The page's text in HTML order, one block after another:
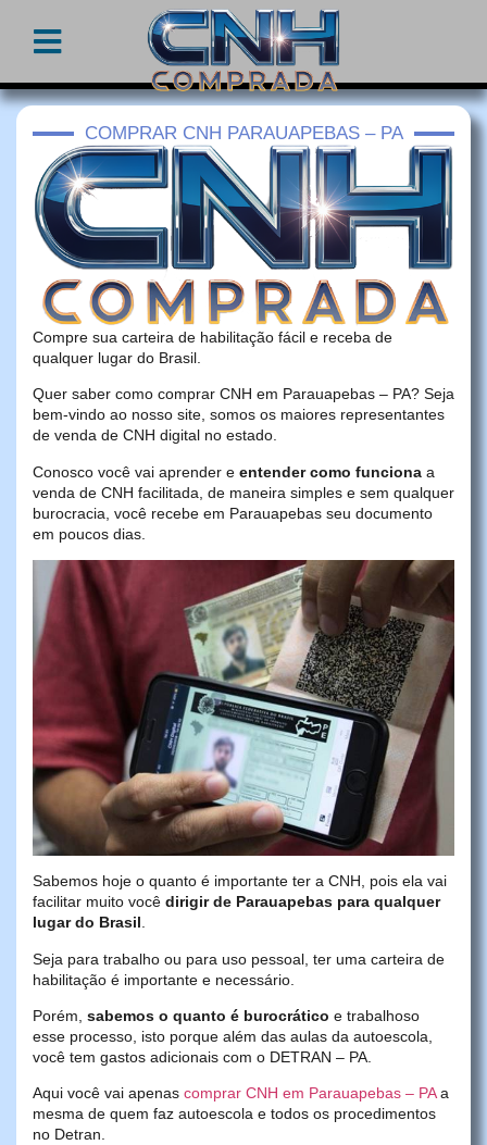
COMPRAR CNH PARAUAPEBAS – PA
Compre sua carteira de habilitação fácil e receba de
qualquer lugar do Brasil.
Quer saber como comprar CNH em Parauapebas – PA? Seja
bem-vindo ao nosso site, somos os maiores representantes
de venda de CNH digital no estado.
Conosco você vai aprender e entender como funciona a
venda de CNH facilitada, de maneira simples e sem qualquer
burocracia, você recebe em Parauapebas seu documento
em poucos dias.
Sabemos hoje o quanto é importante ter a CNH, pois ela vai
facilitar muito você dirigir de Parauapebas para qualquer
lugar do Brasil.
Seja para trabalho ou para uso pessoal, ter uma carteira de
habilitação é importante e necessário.
Porém, sabemos o quanto é burocrático e trabalhoso
esse processo, isto porque além das aulas da autoescola,
você tem gastos adicionais com o DETRAN – PA.
Aqui você vai apenas comprar CNH em Parauapebas – PAa
mesma de quem faz autoescola e todos os procedimentos
no Detran.